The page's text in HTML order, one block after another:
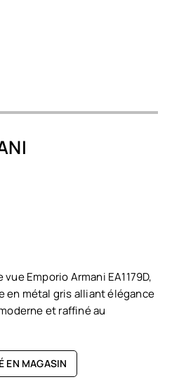
Emporio Armani EA1179D,
en métal gris alliant élégance
et raffiné au
EN MAGASIN